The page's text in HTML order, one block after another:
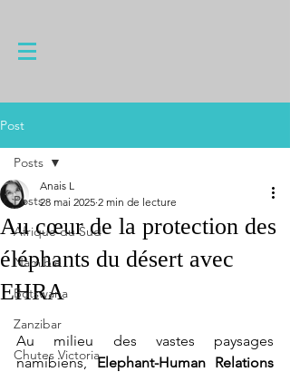
Post
Posts
Afrique du Sud
Namibie
Botswana
Zanzibar
Chutes Victoria
Posts
Au cœur de la protection des
éléphants du désert avec
EHRA
Anais L
28 mai 2025 2 min de lecture
Au milieu des vastes paysages
namibiens, Elephant-Human Relations